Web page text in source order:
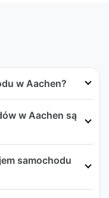
w Aachen?
w Aachen są
samochodu